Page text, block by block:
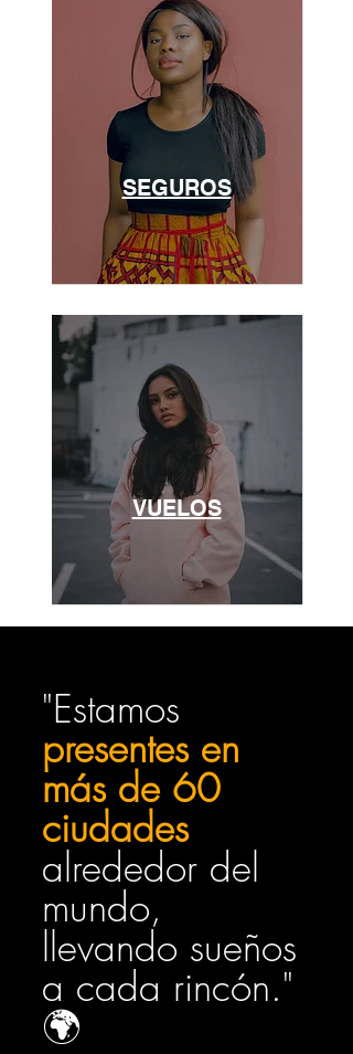
SEGUROS
VUELOS
"Estamos
presentes en
más de 60
ciudades
alrededor del
mundo,
llevando sueños
a cada rincón."
🌍